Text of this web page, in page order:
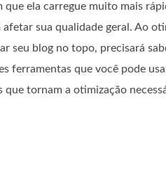
ela carregue muito mais
sua qualidade geral. Ao
seu blog no topo, precisará
ferramentas que você pode
tornam a otimização